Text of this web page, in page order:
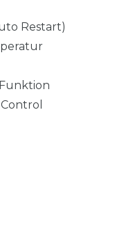
Restart)